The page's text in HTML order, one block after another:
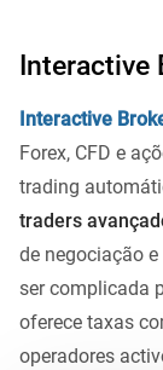
Interactive
Interactive
Forex, CFD e
trading
traders
de negociação
ser complicada
oferece taxas
operadores